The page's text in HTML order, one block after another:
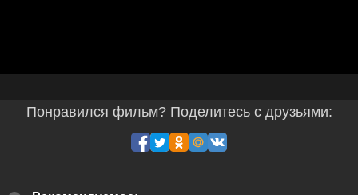
Понравился фильм? Поделитесь с друзьями: